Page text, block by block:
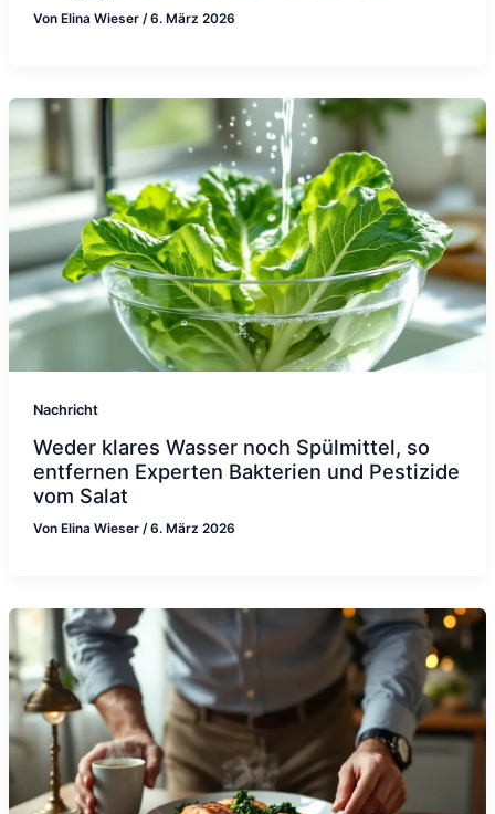
Von Elina Wieser /6. März 2026
Nachricht
Weder klares Wasser noch Spülmittel, so
entfernen Experten Bakterien und Pestizide
vom Salat
Von Elina Wieser /6. März 2026